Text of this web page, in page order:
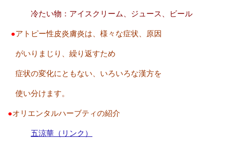
冷たい物：アイスクリーム、ジュース、ビール
●アトピー性皮炎膚炎は、様々な症状、原因
がいりまじり、繰り返すため
症状の変化にともない、いろいろな漢方を
使い分けます。
●オリエンタルハーブティの紹介
五涼華（リンク）